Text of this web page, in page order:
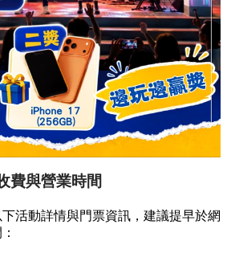
費與營業時間
活動詳情與門票資訊，建議提早於網